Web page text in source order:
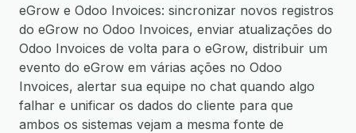
eGrow e Odoo Invoices: sincronizar novos registros
do eGrow no Odoo Invoices, enviar atualizações do
Odoo Invoices de volta para o eGrow, distribuir um
evento do eGrow em várias ações no Odoo
Invoices, alertar sua equipe no chat quando algo
falhar e unificar os dados do cliente para que
ambos os sistemas vejam a mesma fonte de